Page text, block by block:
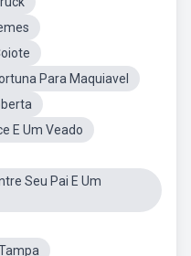
Para Maquiavel
E Um Veado
Seu Pai E Um